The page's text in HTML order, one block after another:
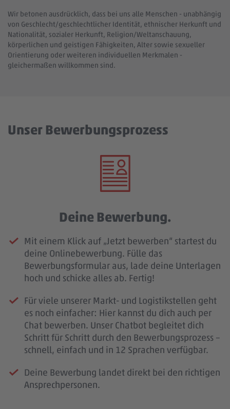
Wir betonen ausdrücklich, dass bei uns alle Menschen - unabhängig
von Geschlecht/geschlechtlicher Identität, ethnischer Herkunft und
Nationalität, sozialer Herkunft, Religion/Weltanschauung,
körperlichen und geistigen Fähigkeiten, Alter sowie sexueller
Orientierung oder weiteren individuellen Merkmalen -
gleichermaßen willkommen sind.
Unser Bewerbungsprozess
Deine Bewerbung.
Mit einem Klick auf „Jetzt bewerben“ startest du
deine Onlinebewerbung. Fülle das
Bewerbungsformular aus, lade deine Unterlagen
hoch und schicke alles ab. Fertig!
Für viele unserer Markt- und Logistikstellen geht
es noch einfacher: Hier kannst du dich auch per
Chat bewerben. Unser Chatbot begleitet dich
Schritt für Schritt durch den Bewerbungsprozess –
schnell, einfach und in 12 Sprachen verfügbar.
Deine Bewerbung landet direkt bei den richtigen
Ansprechpersonen.